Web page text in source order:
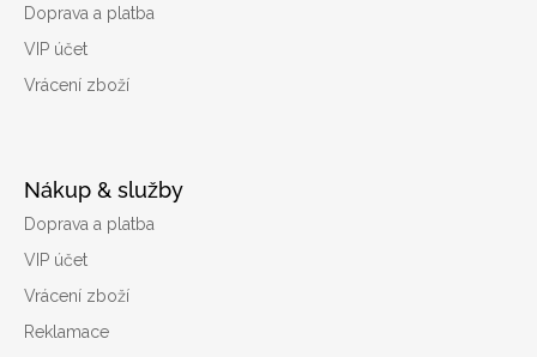
Doprava a platba
VIP účet
Vrácení zboží
Nákup & služby
Doprava a platba
VIP účet
Vrácení zboží
Reklamace